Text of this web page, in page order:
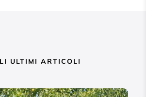
ULTIMI ARTICOLI